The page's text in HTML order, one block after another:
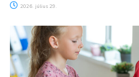
2026. július 29.